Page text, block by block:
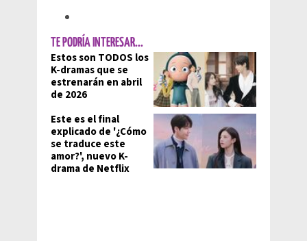
TE PODRÍA INTERESAR...
Estos son TODOS los
K-dramas que se
estrenarán en abril
de 2026
Este es el final
explicado de '¿Cómo
se traduce este
amor?', nuevo K-
drama de Netflix